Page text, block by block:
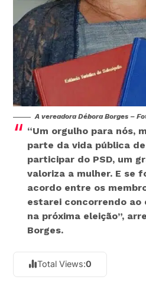
A vereadora Débora Borges –
“Um orgulho para nós,
parte da vida pública
participar do PSD, um
valoriza a mulher. E se
acordo entre os
estarei concorrendo
na próxima eleição”,
Borges.
Total Views:0